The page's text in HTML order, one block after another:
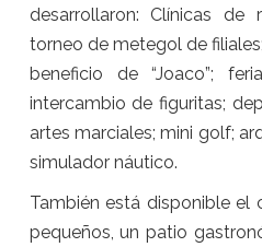
desarrollaron: Clínicas de
torneo de metegol de
beneficio de “Joaco”;
intercambio de figuritas;
artes marciales; mini golf;
simulador náutico.
También está disponible el
pequeños, un patio